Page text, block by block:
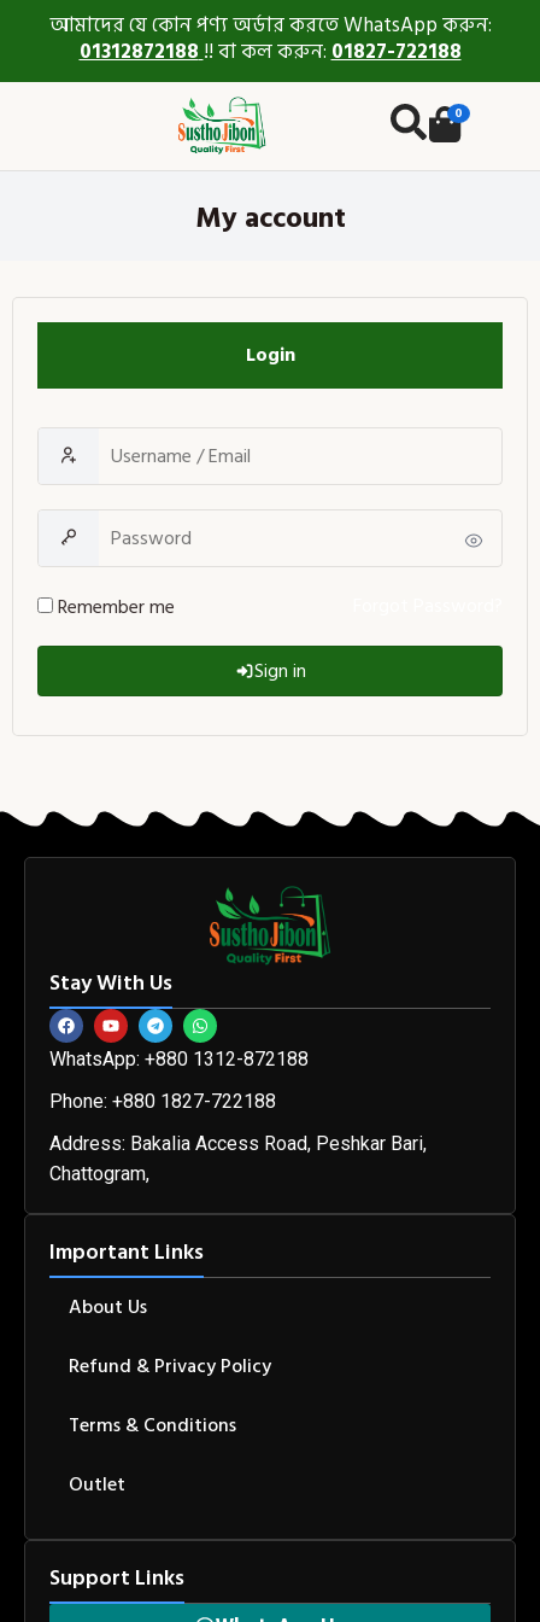
আমাদের যে কোন পণ্য অর্ডার করতে WhatsApp করুন:
01312872188!! বা কল করুন:01827-722188
0
My account
Login
Remember me
Sign in
Stay With Us
WhatsApp: +880 1312-872188
Phone: +880 1827-722188
Address: Bakalia Access Road, Peshkar Bari,
Chattogram,
Important Links
About Us
Refund & Privacy Policy
Terms & Conditions
Outlet
Support Links